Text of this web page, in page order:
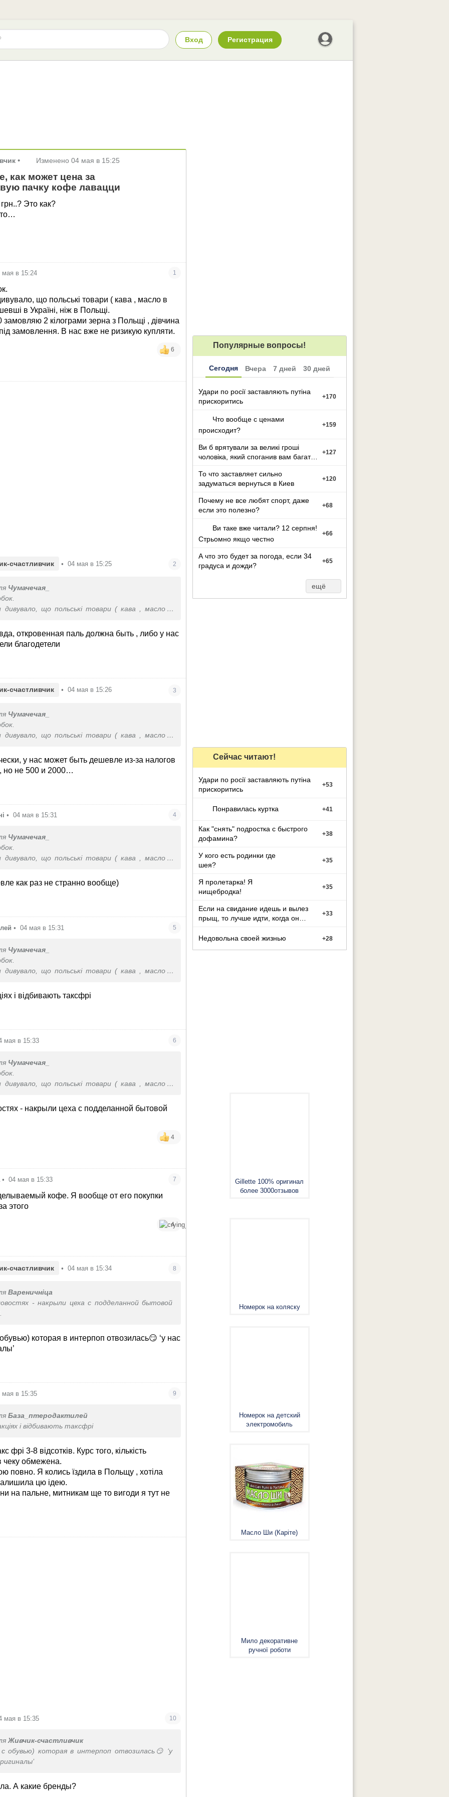
Вход Регистрация
• Изменено04 мая в 15:25
как может цена за
пачку кофе лавацци
Это как?
мая в 15:24 1
що польські товари ( кава , масло в
в Україні, ніж в Польщі.
2 кілограми зерна з Польщі , дівчина
під замовлення. В нас вже не ризикую купляти.
6
счастливчик • 04 мая в 15:25 2
Чумачечая_
дивувало, що польські товари ( кава , масло в
замовляю 2 кілограми зерна з Польщі , дівчина
під замовлення. В нас вже не ризикую купляти.
откровенная паль должна быть , либо у нас
благодетели
счастливчик • 04 мая в 15:26 3
Чумачечая_
дивувало, що польські товари ( кава , масло в
замовляю 2 кілограми зерна з Польщі , дівчина
під замовлення. В нас вже не ризикую купляти.
у нас может быть дешевле из-за налогов
но не 500 и 2000…
• 04 мая в 15:31 4
Чумачечая_
дивувало, що польські товари ( кава , масло в
замовляю 2 кілограми зерна з Польщі , дівчина
как раз не странно вообще)
• 04 мая в 15:31 5
Чумачечая_
дивувало, що польські товари ( кава , масло в
замовляю 2 кілограми зерна з Польщі , дівчина
і відбивають таксфрі
мая в 15:33 6
Чумачечая_
дивувало, що польські товари ( кава , масло в
замовляю 2 кілограми зерна з Польщі , дівчина
під замовлення. В нас вже не ризикую купляти.
- накрыли цеха с подделанной бытовой
4
• 04 мая в 15:33 7
кофе. Я вообще от его покупки
этого
4
счастливчик • 04 мая в 15:34 8
Вареничніца
- накрыли цеха с подделанной бытовой
которая в интерпоп отвозилась😏 ‘у нас
мая в 15:35 9
База_птеродактилей
і відбивають таксфрі
фрі 3-8 відсотків. Курс того, кількість
чеку обмежена.
повно. Я колись їздила в Польщу , хотіла
цю ідею.
на пальне, митникам ще то вигоди я тут не
мая в 15:35 10
Живчик-счастливчик
обувью) которая в интерпоп отвозилась😏 ‘у
А какие бренды?
Популярные вопросы!
Сегодня Вчера 7 дней 30 дней
Удари по росії заставляють путіна
прискоритись
+170
Что вообще с ценами
происходит?
+159
Ви б врятували за великі гроші
чоловіка, який споганив вам багато
+127
То что заставляет сильно
задуматься вернуться в Киев
+120
Почему не все любят спорт, даже
если это полезно?
+68
Ви таке вже читали? 12 серпня!
Стрьомно якщо честно
+66
А что это будет за погода, если 34
градуса и дожди?
+65
ещё
Сейчас читают!
Удари по росії заставляють путіна
прискоритись
+53
Понравилась куртка +41
Как "снять" подростка с быстрого
дофамина?
+38
У кого есть родинки где
шея?
+35
Я пролетарка! Я
нищебродка!
+35
Если на свидание идешь и вылез
прыщ, то лучше идти, когда он
+33
Недовольна своей жизнью +28
Gillette 100% оригинал
более 3000отзывов
Номерок на коляску
Номерок на детский
электромобиль
Масло Ши (Каріте)
Мило декоративне
ручної роботи